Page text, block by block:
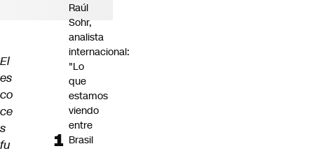
El
es
co
ce
s
fu
Raúl
Sohr,
analista
internacional:
"Lo
que
estamos
viendo
entre
Brasil